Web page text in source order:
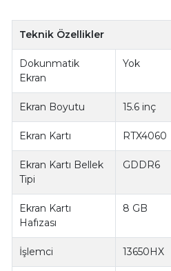
Teknik Özellikler
Dokunmatik
Ekran
Yok
Ekran Boyutu 15.6 inç
Ekran Kartı RTX4060
Ekran Kartı Bellek
Tipi
GDDR6
Ekran Kartı
Hafızası
8 GB
İşlemci 13650HX